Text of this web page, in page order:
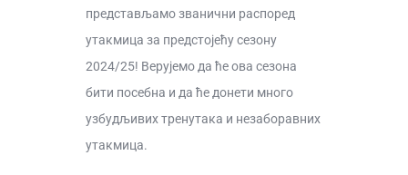
представљамо званични распоред
утакмица за предстојећу сезону
2024/25! Верујемо да ће ова сезона
бити посебна и да ће донети много
узбудљивих тренутака и незаборавних
утакмица.